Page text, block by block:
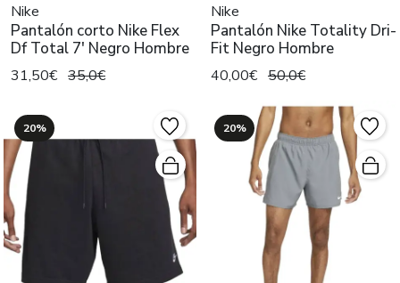
Nike
Pantalón corto Nike Flex
Df Total 7' Negro Hombre
31,50€ 35,0€
Nike
Pantalón Nike Totality Dri-
Fit Negro Hombre
40,00€ 50,0€
20% 20%